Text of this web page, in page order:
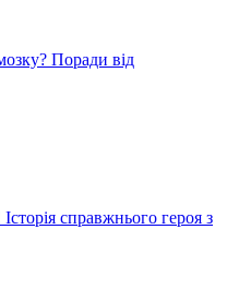
Поради від
справжнього героя з